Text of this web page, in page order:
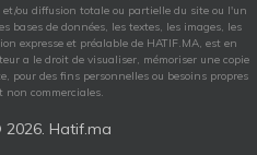
ou diffusion totale ou partielle du site ou l'un
bases de données, les textes, les images, les
expresse et préalable de HATIF.MA, est en
a le droit de visualiser, mémoriser une copie
pour des fins personnelles ou besoins propres
non commerciales.
2026. Hatif.ma